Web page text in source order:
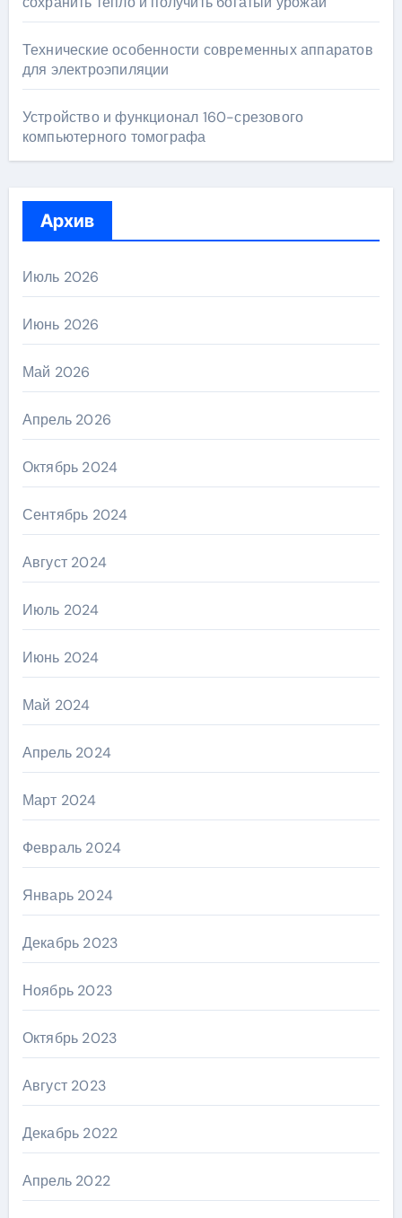
Технические особенности современных аппаратов
для электроэпиляции
Устройство и функционал 160-срезового
компьютерного томографа
Архив
Июль 2026
Июнь 2026
Май 2026
Апрель 2026
Октябрь 2024
Сентябрь 2024
Август 2024
Июль 2024
Июнь 2024
Май 2024
Апрель 2024
Март 2024
Февраль 2024
Январь 2024
Декабрь 2023
Ноябрь 2023
Октябрь 2023
Август 2023
Декабрь 2022
Апрель 2022